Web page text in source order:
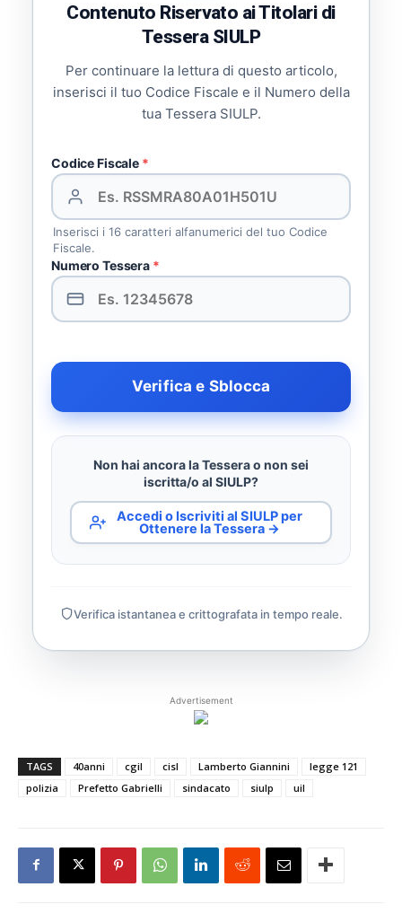
Contenuto Riservato ai Titolari di
Tessera SIULP
Per continuare la lettura di questo articolo,
inserisci il tuo Codice Fiscale e il Numero della
tua Tessera SIULP.
Codice Fiscale *
Inserisci i 16 caratteri alfanumerici del tuo Codice
Fiscale.
Numero Tessera *
Verifica e Sblocca
Non hai ancora la Tessera o non sei
iscritta/o al SIULP?
Accedi o Iscriviti al SIULP per
Ottenere la Tessera →
Verifica istantanea e crittografata in tempo reale.
Advertisement
TAGS 40anni cgil cisl Lamberto Giannini
legge 121
polizia
Prefetto Gabrielli sindacato siulp uil